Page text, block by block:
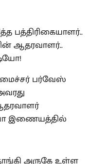
பர்வேஸ்
இணையத்தில்
அருகே உள்ள